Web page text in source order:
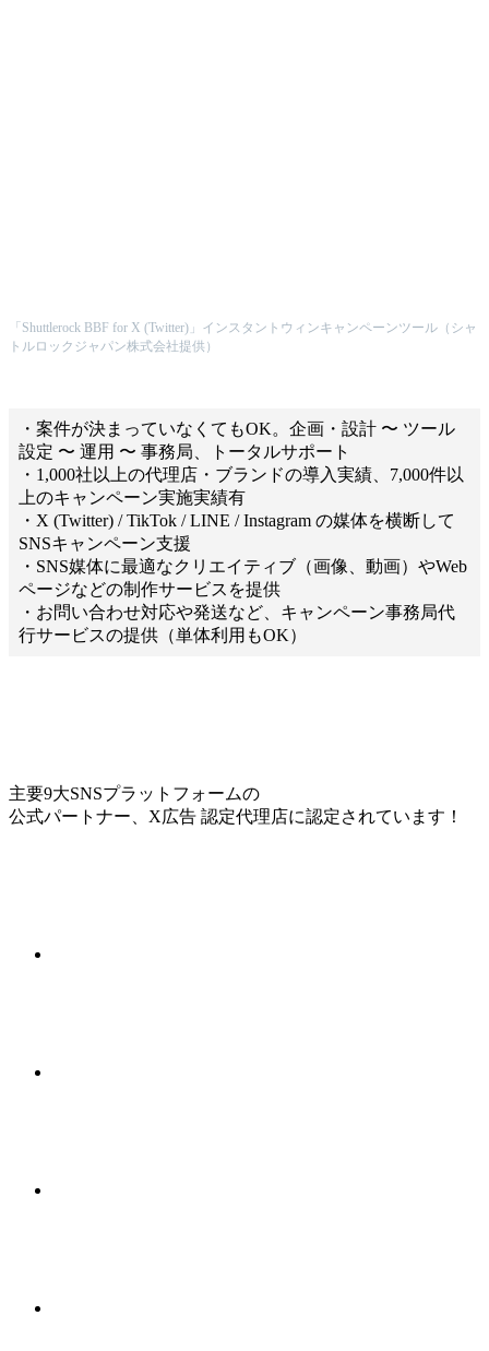
「Shuttlerock BBF for X (Twitter)」インスタントウィンキャンペーンツール（シャ
トルロックジャパン株式会社提供）
・案件が決まっていなくてもOK。企画・設計 〜 ツール
設定 〜 運用 〜 事務局、トータルサポート
・1,000社以上の代理店・ブランドの導入実績、7,000件以
上のキャンペーン実施実績有
・X (Twitter) / TikTok / LINE / Instagram の媒体を横断して
SNSキャンペーン支援
・SNS媒体に最適なクリエイティブ（画像、動画）やWeb
ページなどの制作サービスを提供
・お問い合わせ対応や発送など、キャンペーン事務局代
行サービスの提供（単体利用もOK）
主要9大SNSプラットフォームの
公式パートナー、X広告 認定代理店に認定されています！